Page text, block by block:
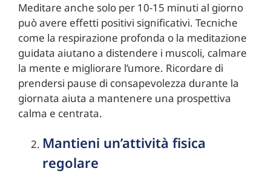
Meditare anche solo per 10-15 minuti al giorno
può avere effetti positivi significativi. Tecniche
come la respirazione profonda o la meditazione
guidata aiutano a distendere i muscoli, calmare
la mente e migliorare l’umore. Ricordare di
prendersi pause di consapevolezza durante la
giornata aiuta a mantenere una prospettiva
calma e centrata.
Mantieni un’attività fisica
regolare